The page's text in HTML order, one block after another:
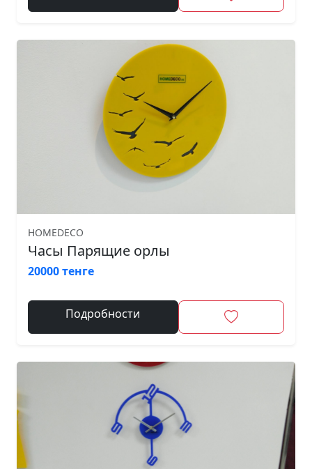
HOMEDECO
Часы Парящие орлы
20000 тенге
Подробности